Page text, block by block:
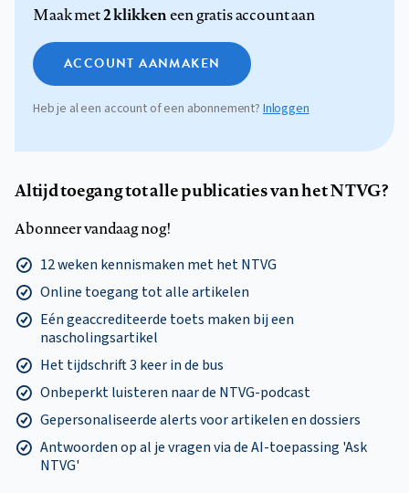
Maak met2 klikkeneen gratis account aan
ACCOUNT AANMAKEN
Heb je al een account of een abonnement? Inloggen
Altijd toegang tot alle publicaties van het NTVG?
Abonneer vandaag nog!
12 weken kennismaken met het NTVG
Online toegang tot alle artikelen
Eén geaccrediteerde toets maken bij een
nascholingsartikel
Het tijdschrift 3 keer in de bus
Onbeperkt luisteren naar de NTVG-podcast
Gepersonaliseerde alerts voor artikelen en dossiers
Antwoorden op al je vragen via de AI-toepassing 'Ask
NTVG'